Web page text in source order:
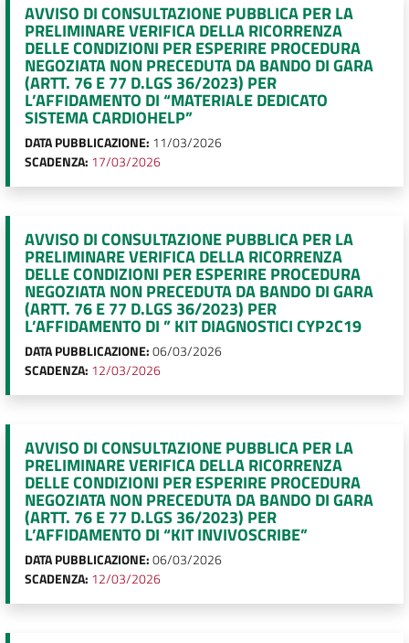
AVVISO DI CONSULTAZIONE PUBBLICA PER LA
PRELIMINARE VERIFICA DELLA RICORRENZA
DELLE CONDIZIONI PER ESPERIRE PROCEDURA
NEGOZIATA NON PRECEDUTA DA BANDO DI GARA
(ARTT. 76 E 77 D.LGS 36/2023) PER
L’AFFIDAMENTO DI “MATERIALE DEDICATO
SISTEMA CARDIOHELP”
DATA PUBBLICAZIONE: 11/03/2026
SCADENZA: 17/03/2026
AVVISO DI CONSULTAZIONE PUBBLICA PER LA
PRELIMINARE VERIFICA DELLA RICORRENZA
DELLE CONDIZIONI PER ESPERIRE PROCEDURA
NEGOZIATA NON PRECEDUTA DA BANDO DI GARA
(ARTT. 76 E 77 D.LGS 36/2023) PER
L’AFFIDAMENTO DI ” KIT DIAGNOSTICI CYP2C19
DATA PUBBLICAZIONE:06/03/2026
SCADENZA: 12/03/2026
AVVISO DI CONSULTAZIONE PUBBLICA PER LA
PRELIMINARE VERIFICA DELLA RICORRENZA
DELLE CONDIZIONI PER ESPERIRE PROCEDURA
NEGOZIATA NON PRECEDUTA DA BANDO DI GARA
(ARTT. 76 E 77 D.LGS 36/2023) PER
L’AFFIDAMENTO DI “KIT INVIVOSCRIBE”
DATA PUBBLICAZIONE:06/03/2026
SCADENZA: 12/03/2026